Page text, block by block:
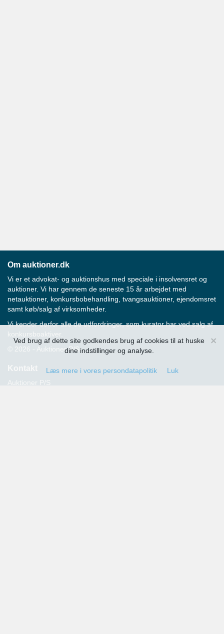
×
Ved brug af dette site godkendes brug af cookies til at huske
dine indstillinger og analyse.
Læs mere i vores persondatapolitik Luk
Om auktioner.dk
Vi er et advokat- og auktionshus med speciale i insolvensret og
auktioner. Vi har gennem de seneste 15 år arbejdet med
netauktioner, konkursbobehandling, tvangsauktioner, ejendomsret
samt køb/salg af virksomheder.
Vi kender derfor alle de udfordringer, som kurator har ved salg af
konkursboaktiver.
© 2026 - Auktioner P/S
Kontakt
Auktioner P/S